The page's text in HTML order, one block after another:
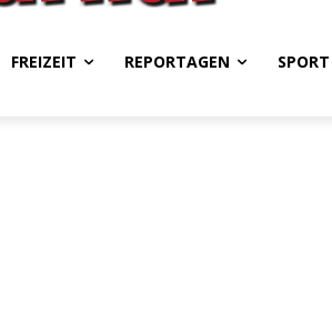
FREIZEIT REPORTAGEN SPORT